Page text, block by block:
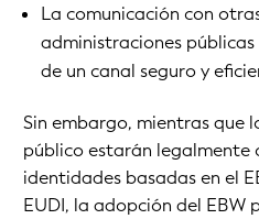
La comunicación con
administraciones
de un canal seguro y
Sin embargo, mientras que
público estarán
identidades basadas en el
EUDI, la adopción del EBW